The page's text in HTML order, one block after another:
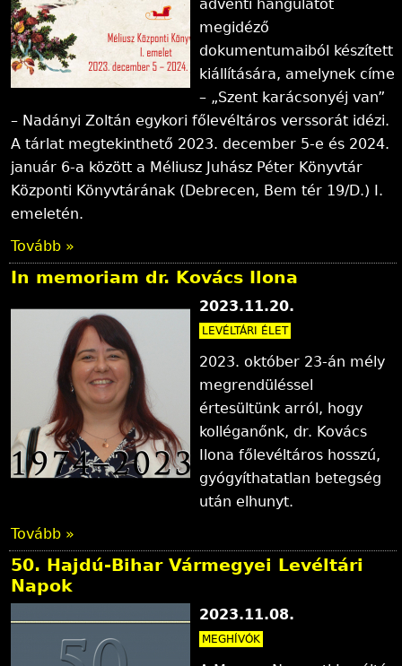
adventi hangulatot
megidéző
dokumentumaiból készített
kiállítására, amelynek címe
– „Szent karácsonyéj van”
– Nadányi Zoltán egykori főlevéltáros verssorát idézi.
A tárlat megtekinthető 2023. december 5-e és 2024.
január 6-a között a Méliusz Juhász Péter Könyvtár
Központi Könyvtárának (Debrecen, Bem tér 19/D.) I.
emeletén.
Tovább »
In memoriam dr. Kovács Ilona
2023.11.20.
LEVÉLTÁRI ÉLET
2023. október 23-án mély
megrendüléssel
értesültünk arról, hogy
kolléganőnk, dr. Kovács
Ilona főlevéltáros hosszú,
gyógyíthatatlan betegség
után elhunyt.
Tovább »
50. Hajdú-Bihar Vármegyei Levéltári
Napok
2023.11.08.
MEGHÍVÓK